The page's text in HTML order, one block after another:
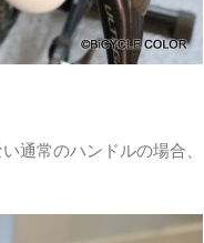
通常のハンドルの場合